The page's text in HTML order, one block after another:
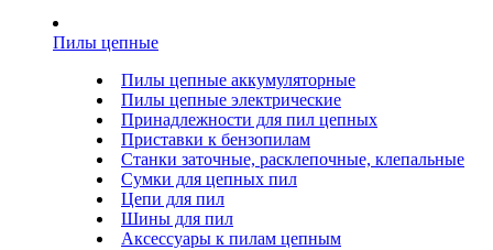
Пилы цепные
Пилы цепные аккумуляторные
Пилы цепные электрические
Принадлежности для пил цепных
Приставки к бензопилам
Станки заточные, расклепочные, клепальные
Сумки для цепных пил
Цепи для пил
Шины для пил
Аксессуары к пилам цепным